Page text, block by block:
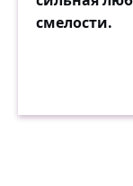
смелости.